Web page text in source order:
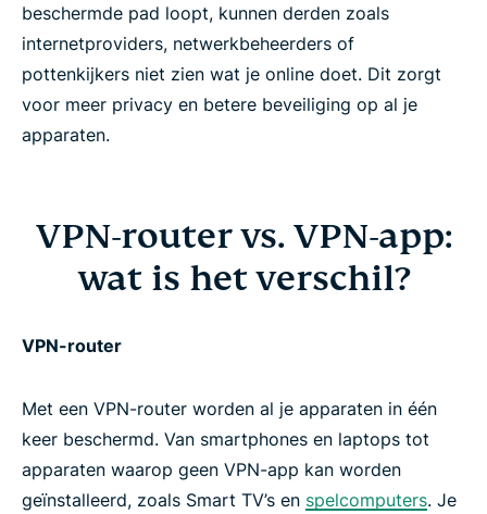
beschermde pad loopt, kunnen derden zoals
internetproviders, netwerkbeheerders of
pottenkijkers niet zien wat je online doet. Dit zorgt
voor meer privacy en betere beveiliging op al je
apparaten.
VPN-router vs. VPN-app:
wat is het verschil?
VPN-router
Met een VPN-router worden al je apparaten in één
keer beschermd. Van smartphones en laptops tot
apparaten waarop geen VPN-app kan worden
geïnstalleerd, zoals Smart TV’s en spelcomputers. Je